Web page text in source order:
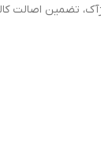
تضمین اصالت